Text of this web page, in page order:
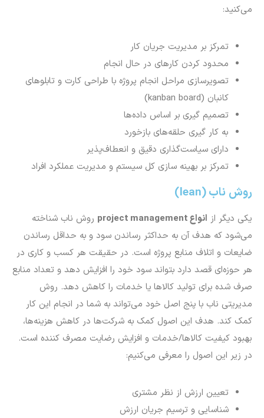
می‌کنید:
تمرکز بر مدیریت جریان کار
محدود کردن کارهای در حال انجام
تصویرسازی مراحل انجام پروژه با طراحی کارت و تابلوهای
کانبان (kanban board)
تصمیم گیری بر اساس داده‌ها
به کار گیری حلقه‌های بازخورد
دارای سیاست‌گذاری دقیق و انعطاف‌پذیر
تمرکز بر بهینه سازی کل سیستم و مدیریت عملکرد افراد
روش ناب (lean)
یکی دیگر از انواعproject management روش ناب شناخته
می‌شود که هدف آن به حداکثر رساندن سود و به حداقل رساندن
ضایعات و اتلاف منابع پروژه است. در حقیقت هر کسب و کاری در
هر حوزه‌ای قصد دارد بتواند سود خود را افزایش دهد و تعداد منابع
صرف شده برای تولید کالاها یا خدمات را کاهش دهد. روش
مدیریتی ناب با پنج اصل خود می‌تواند به شما در انجام این کار
کمک کند. هدف این اصول کمک به شرکت‌ها در کاهش هزینه‌ها،
بهبود کیفیت کالاها/خدمات و افزایش رضایت مصرف کننده است.
در زیر این اصول را معرفی می‌کنیم:
تعیین ارزش از نظر مشتری
شناسایی و ترسیم جریان ارزش